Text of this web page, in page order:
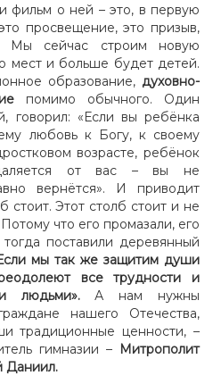
фильм о ней – это, в первую
просвещение, это призыв,
Мы сейчас строим новую
мест и больше будет детей.
образование, духовно-
помимо обычного. Один
говорил: «Если вы ребёнка
любовь к Богу, к своему
возрасте, ребёнок
от вас – вы не
вернётся». И приводит
стоит. Этот столб стоит и не
что его промазали, его
поставили деревянный
мы так же защитим души
все трудности и
людьми».А нам нужны
нашего Отечества,
традиционные ценности, –
гимназии – Митрополит
Даниил.